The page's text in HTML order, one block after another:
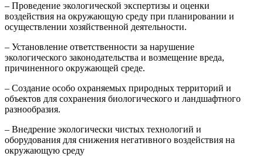
– Проведение экологической экспертизы и оценки
воздействия на окружающую среду при планировании и
осуществлении хозяйственной деятельности.
– Установление ответственности за нарушение
экологического законодательства и возмещение вреда,
причиненного окружающей среде.
– Создание особо охраняемых природных территорий и
объектов для сохранения биологического и ландшафтного
разнообразия.
– Внедрение экологически чистых технологий и
оборудования для снижения негативного воздействия на
окружающую среду